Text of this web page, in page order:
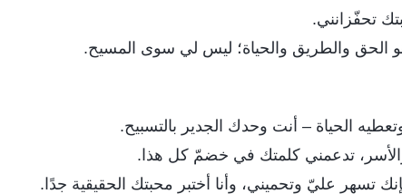
تحفّزانني.
الحق والطريق والحياة؛ ليس لي سوى المسيح.
الحياة – أنت وحدك الجدير بالتسبيح.
والأسر، تدعمني كلمتك في خضمّ كل هذا.
تسهر عليّ وتحميني، وأنا أختبر محبتك الحقيقية جدًا.